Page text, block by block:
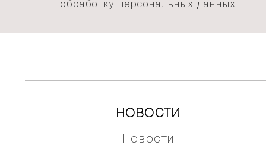
обработку персональных данных
НОВОСТИ
Новости